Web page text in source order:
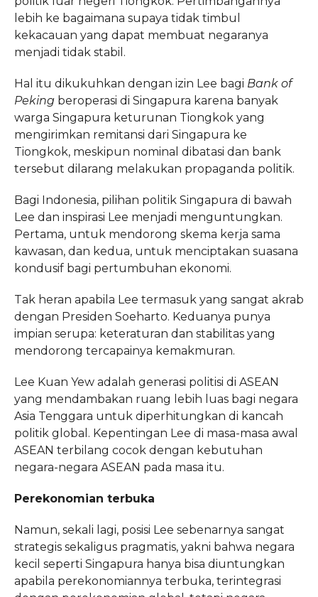
lebih ke bagaimana supaya tidak timbul
kekacauan yang dapat membuat negaranya
menjadi tidak stabil.
Hal itu dikukuhkan dengan izin Lee bagi Bank of
Pekingberoperasi di Singapura karena banyak
warga Singapura keturunan Tiongkok yang
mengirimkan remitansi dari Singapura ke
Tiongkok, meskipun nominal dibatasi dan bank
tersebut dilarang melakukan propaganda politik.
Bagi Indonesia, pilihan politik Singapura di bawah
Lee dan inspirasi Lee menjadi menguntungkan.
Pertama, untuk mendorong skema kerja sama
kawasan, dan kedua, untuk menciptakan suasana
kondusif bagi pertumbuhan ekonomi.
Tak heran apabila Lee termasuk yang sangat akrab
dengan Presiden Soeharto. Keduanya punya
impian serupa: keteraturan dan stabilitas yang
mendorong tercapainya kemakmuran.
Lee Kuan Yew adalah generasi politisi di ASEAN
yang mendambakan ruang lebih luas bagi negara
Asia Tenggara untuk diperhitungkan di kancah
politik global. Kepentingan Lee di masa-masa awal
ASEAN terbilang cocok dengan kebutuhan
negara-negara ASEAN pada masa itu.
Perekonomian terbuka
Namun, sekali lagi, posisi Lee sebenarnya sangat
strategis sekaligus pragmatis, yakni bahwa negara
kecil seperti Singapura hanya bisa diuntungkan
apabila perekonomiannya terbuka, terintegrasi